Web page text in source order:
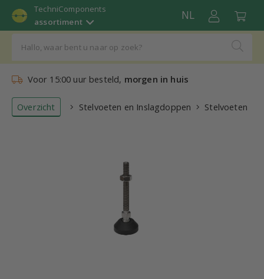
TechniComponents
assortiment
NL
Voor 15:00 uur besteld, morgen in huis
Overzicht Stelvoeten en Inslagdoppen Stelvoeten